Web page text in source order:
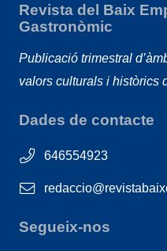
Revista del Baix
Gastronòmic
Publicació trimestral
valors culturals i històrics
Dades de contacte
646554923
Segueix-nos